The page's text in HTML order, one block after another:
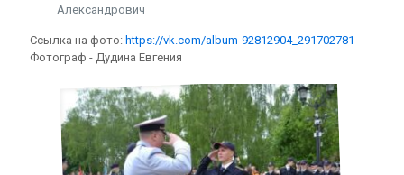
Александрович
Ссылка на фото: https://vk.com/album-92812904_291702781
Фотограф - Дудина Евгения